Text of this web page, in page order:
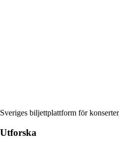
Sveriges biljettplattform för
Utforska